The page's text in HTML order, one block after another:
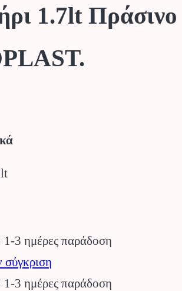
1.7lt Πράσινο
1-3 ημέρες παράδοση
1-3 ημέρες παράδοση